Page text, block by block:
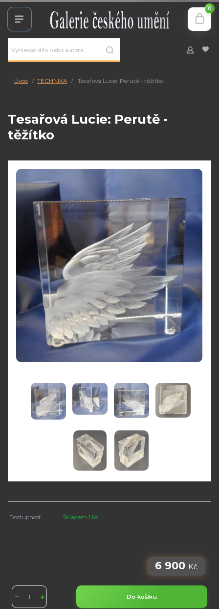
0
Úvod TECHNIKA Tesařová Lucie: Perutě - těžítko
Tesařová Lucie: Perutě -
těžítko
Dostupnost Skladem 1 ks
6 900 Kč
Do košíku